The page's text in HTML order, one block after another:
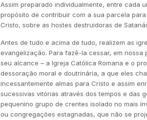
Assim preparado individualmente, entre cada
propósito de contribuir com a sua parcela
Cristo, sobre as hostes destruidoras de
Antes de tudo e acima de tudo, realizem as
evangelização. Para fazê-la cessar, em
seu alcance – a Igreja Católica Romana e o
dessoração moral e doutrinária, a que eles
incessantemente almas para Cristo e assim
sucessivas vitórias através dos tempos e das
pequenino grupo de crentes isolado no mais
ou congregações estagnadas, que não se